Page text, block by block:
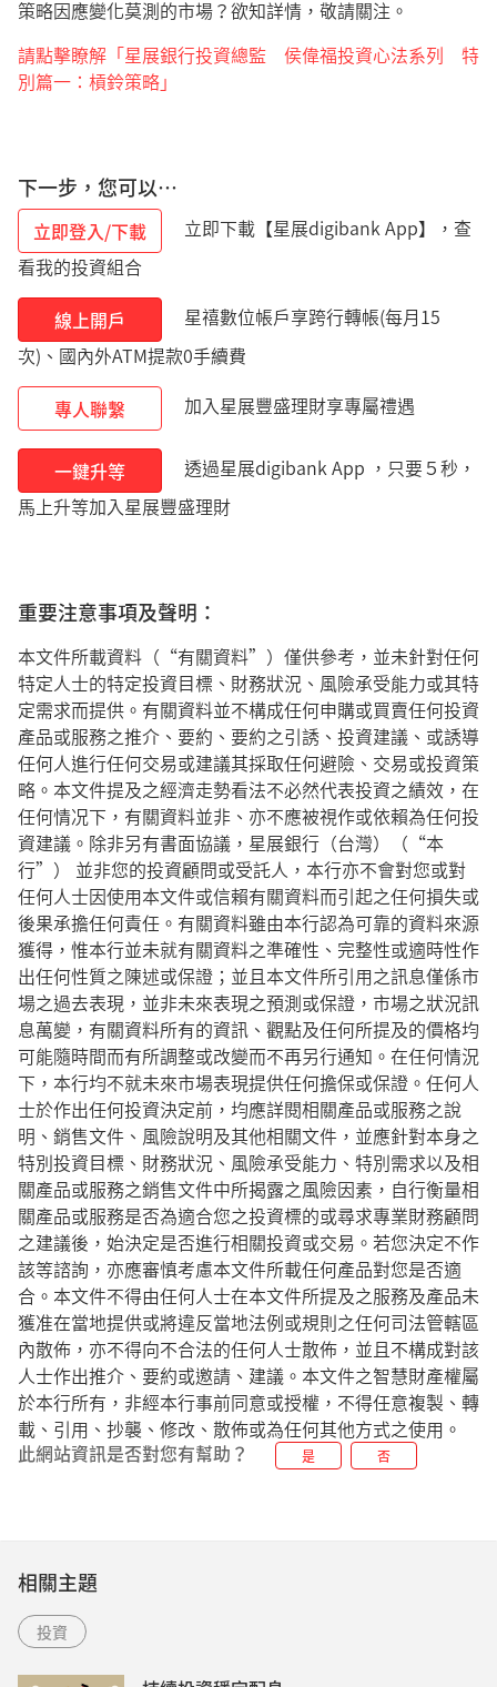
策略因應變化莫測的市場？欲知詳情，敬請關注。
請點擊瞭解「星展銀行投資總監 侯偉福投資心法系列 特
別篇一：槓鈴策略」
下一步，您可以…
立即登入/下載
立即下載【星展digibank App】，查
看我的投資組合
線上開戶
星禧數位帳戶享跨行轉帳(每月15
次)、國內外ATM提款0手續費
專人聯繫
加入星展豐盛理財享專屬禮遇
一鍵升等
透過星展digibank App ，只要５秒，
馬上升等加入星展豐盛理財
重要注意事項及聲明：
本文件所載資料（“有關資料”）僅供參考，並未針對任何
特定人士的特定投資目標、財務狀況、風險承受能力或其特
定需求而提供。有關資料並不構成任何申購或買賣任何投資
產品或服務之推介、要約、要約之引誘、投資建議、或誘導
任何人進行任何交易或建議其採取任何避險、交易或投資策
略。本文件提及之經濟走勢看法不必然代表投資之績效，在
任何情况下，有關資料並非、亦不應被視作或依賴為任何投
資建議。除非另有書面協議，星展銀行（台灣）（“本
行”） 並非您的投資顧問或受託人，本行亦不會對您或對
任何人士因使用本文件或信賴有關資料而引起之任何損失或
後果承擔任何責任。有關資料雖由本行認為可靠的資料來源
獲得，惟本行並未就有關資料之準確性、完整性或適時性作
出任何性質之陳述或保證；並且本文件所引用之訊息僅係市
場之過去表現，並非未來表現之預測或保證，市場之狀況訊
息萬變，有關資料所有的資訊、觀點及任何所提及的價格均
可能隨時間而有所調整或改變而不再另行通知。在任何情況
下，本行均不就未來市場表現提供任何擔保或保證。任何人
士於作出任何投資決定前，均應詳閱相關產品或服務之說
明、銷售文件、風險說明及其他相關文件，並應針對本身之
特別投資目標、財務狀況、風險承受能力、特別需求以及相
關產品或服務之銷售文件中所揭露之風險因素，自行衡量相
關產品或服務是否為適合您之投資標的或尋求專業財務顧問
之建議後，始決定是否進行相關投資或交易。若您決定不作
該等諮詢，亦應審慎考慮本文件所載任何產品對您是否適
合。本文件不得由任何人士在本文件所提及之服務及產品未
獲准在當地提供或將違反當地法例或規則之任何司法管轄區
內散佈，亦不得向不合法的任何人士散佈，並且不構成對該
人士作出推介、要約或邀請、建議。本文件之智慧財產權屬
於本行所有，非經本行事前同意或授權，不得任意複製、轉
載、引用、抄襲、修改、散佈或為任何其他方式之使用。
此網站資訊是否對您有幫助？
是 否
相關主題
投資